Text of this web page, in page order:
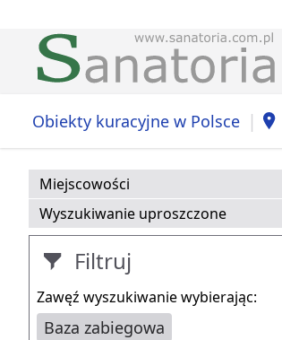
Obiekty kuracyjne w Polsce |
Miejscowości
Wyszukiwanie uproszczone
Filtruj
Zawęź wyszukiwanie wybierając:
Baza zabiegowa